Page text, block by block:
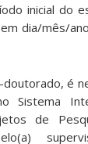
inicial do
dia/mês/
é
Sistema
de